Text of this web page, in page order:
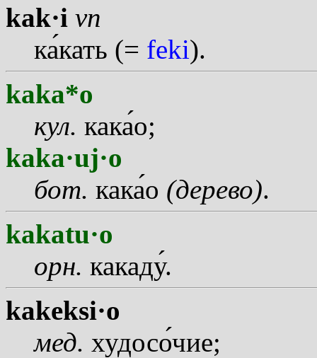
kak·i vn
какать (= feki).
kaka*o
кул. какао;
kaka·uj·o
бот. какао (дерево).
kakatu·o
орн. какаду.
kakeksi·o
мед. худосочие;